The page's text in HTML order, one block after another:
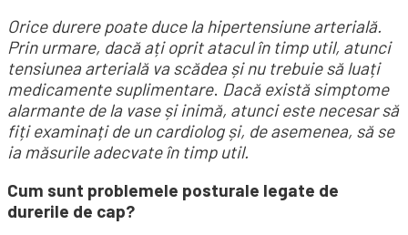
Orice durere poate duce la hipertensiune arterială.
Prin urmare, dacă ați oprit atacul în timp util, atunci
tensiunea arterială va scădea și nu trebuie să luați
medicamente suplimentare. Dacă există simptome
alarmante de la vase și inimă, atunci este necesar să
fiți examinați de un cardiolog și, de asemenea, să se
ia măsurile adecvate în timp util.
Cum sunt problemele posturale legate de
durerile de cap?